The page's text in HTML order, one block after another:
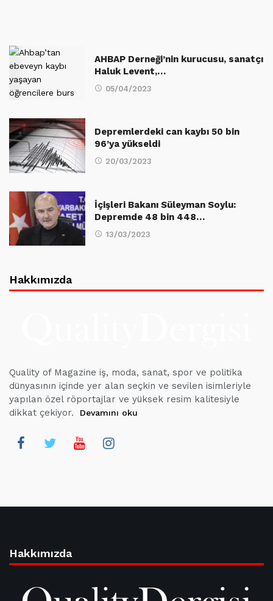
AHBAP Derneği’nin kurucusu, sanatçı
Haluk Levent,…
05/04/2023
Depremlerdeki can kaybı 50 bin
96’ya yükseldi
20/03/2023
İçişleri Bakanı Süleyman Soylu:
Depremde 48 bin 448…
13/03/2023
Hakkımızda
Quality of Magazine iş, moda, sanat, spor ve politika
dünyasının içinde yer alan seçkin ve sevilen isimleriyle
yapılan özel röportajlar ve yüksek resim kalitesiyle
dikkat çekiyor.
Devamını oku
Hakkımızda